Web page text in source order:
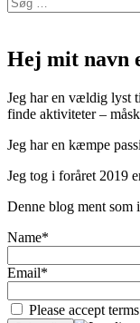
Hej mit navn
Jeg har en vældig lyst
finde aktiviteter –
Jeg har en kæmpe
Jeg tog i foråret 2019
Denne blog ment som
Name*
Email*
Please accept